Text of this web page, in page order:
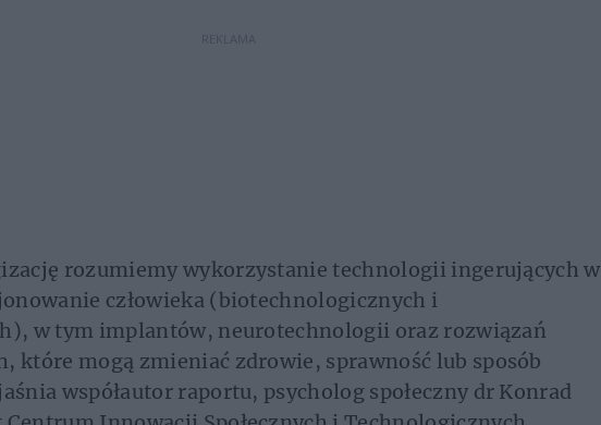
REKLAMA
rozumiemy wykorzystanie technologii ingerujących w
człowieka (biotechnologicznych i
w tym implantów, neurotechnologii oraz rozwiązań
które mogą zmieniać zdrowie, sprawność lub sposób
współautor raportu, psycholog społeczny dr Konrad